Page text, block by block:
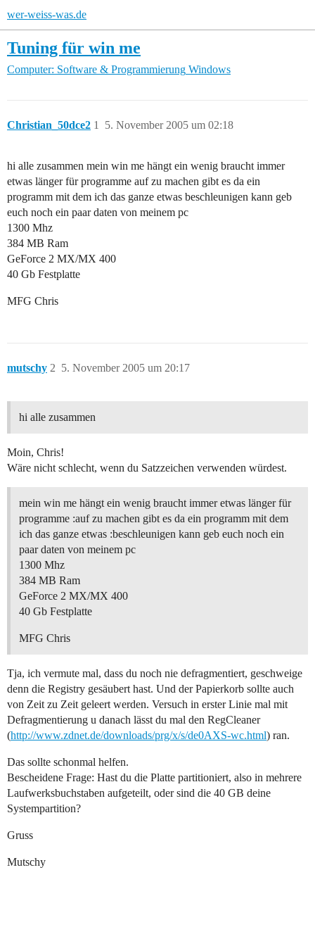
wer-weiss-was.de
Tuning für win me
Computer: Software & Programmierung Windows
Christian_50dce2 5. November 2005 um 02:18
1
hi alle zusammen mein win me hängt ein wenig braucht immer
etwas länger für programme auf zu machen gibt es da ein
programm mit dem ich das ganze etwas beschleunigen kann geb
euch noch ein paar daten von meinem pc
1300 Mhz
384 MB Ram
GeForce 2 MX/MX 400
40 Gb Festplatte
MFG Chris
mutschy 5. November 2005 um 20:17
2
hi alle zusammen
Moin, Chris!
Wäre nicht schlecht, wenn du Satzzeichen verwenden würdest.
mein win me hängt ein wenig braucht immer etwas länger für
programme :auf zu machen gibt es da ein programm mit dem
ich das ganze etwas :beschleunigen kann geb euch noch ein
paar daten von meinem pc
1300 Mhz
384 MB Ram
GeForce 2 MX/MX 400
40 Gb Festplatte
MFG Chris
Tja, ich vermute mal, dass du noch nie defragmentiert, geschweige
denn die Registry gesäubert hast. Und der Papierkorb sollte auch
von Zeit zu Zeit geleert werden. Versuch in erster Linie mal mit
Defragmentierung u danach lässt du mal den RegCleaner
(http://www.zdnet.de/downloads/prg/x/s/de0AXS-wc.html) ran.
Das sollte schonmal helfen.
Bescheidene Frage: Hast du die Platte partitioniert, also in mehrere
Laufwerksbuchstaben aufgeteilt, oder sind die 40 GB deine
Systempartition?
Gruss
Mutschy